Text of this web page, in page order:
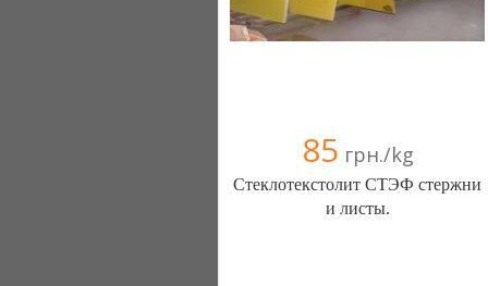
85 грн./kg
Стеклотекстолит СТЭФ стержни
и листы.